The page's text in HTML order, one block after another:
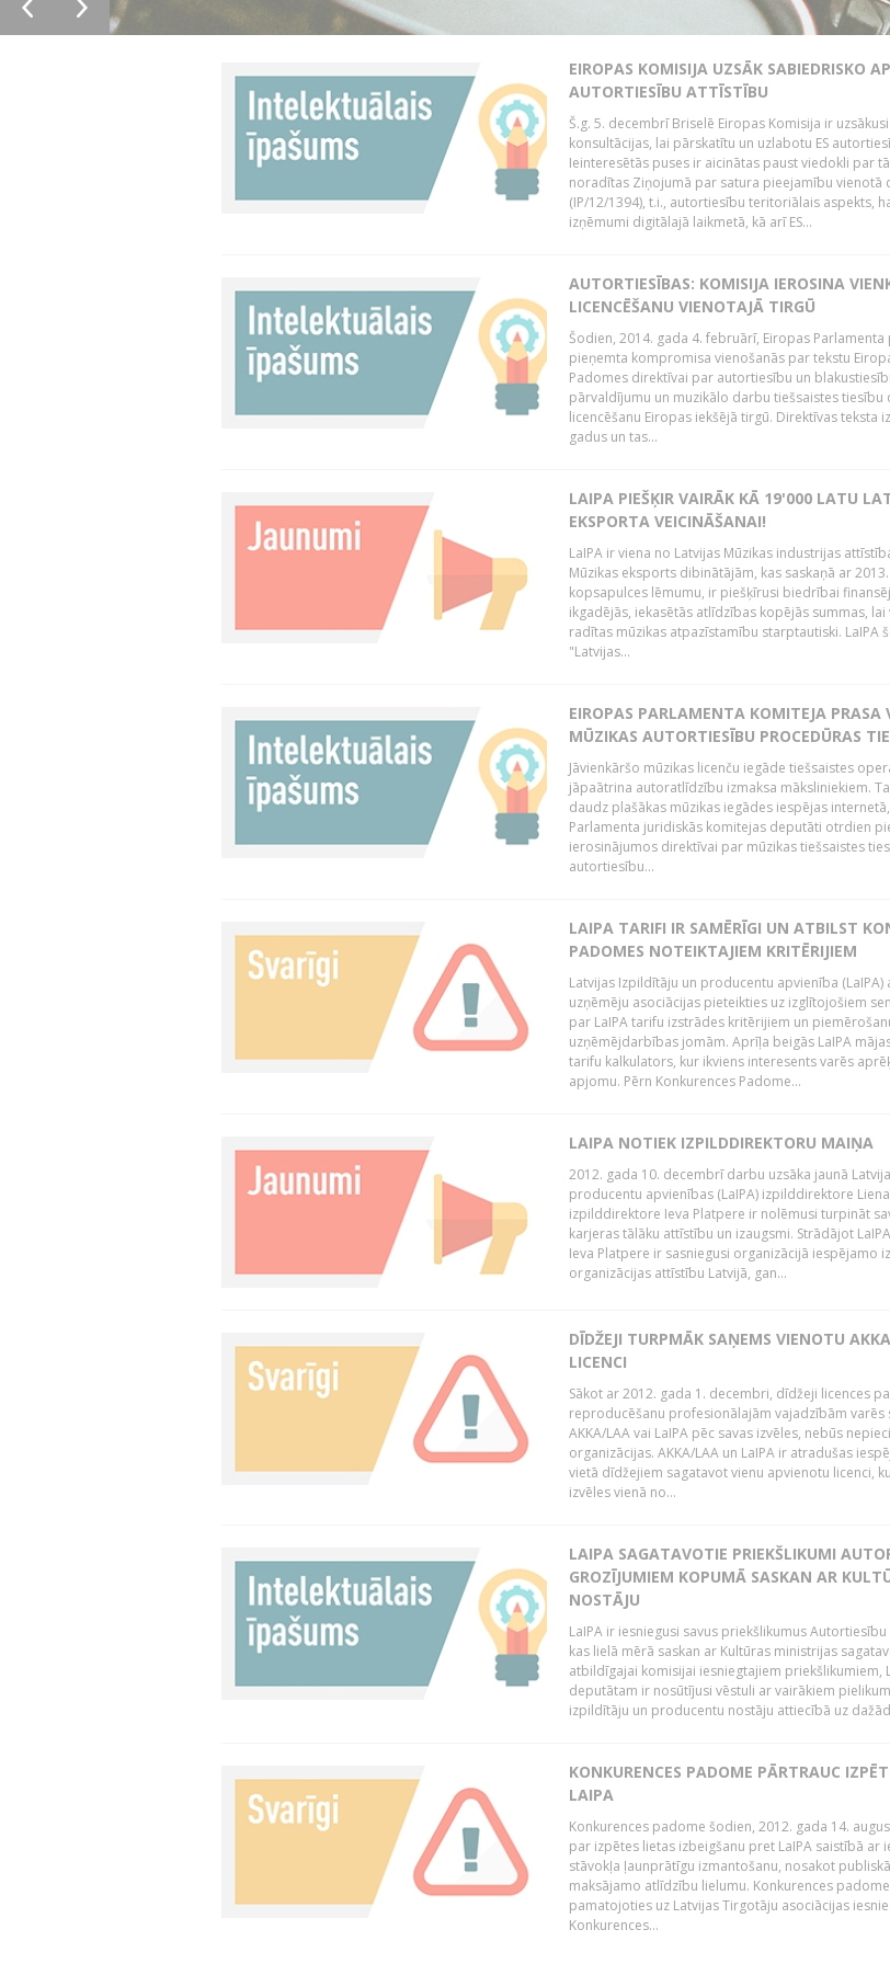
EIROPAS KOMISIJA UZSĀK SABIEDRISKO
AUTORTIESĪBU ATTĪSTĪBU
Š.g. 5. decembrī Briselē Eiropas Komisija ir
konsultācijas, lai pārskatītu un uzlabotu ES
Ieinteresētās puses ir aicinātas paust viedokli par
noradītas Ziņojumā par satura pieejamību vienotā
(IP/12/1394), t.i., autortiesību teritoriālais aspekts,
izņēmumi digitālajā laikmetā, kā arī ES...
AUTORTIESĪBAS: KOMISIJA IEROSINA
LICENCĒŠANU VIENOTAJĀ TIRGŪ
Šodien, 2014. gada 4. februārī, Eiropas
pieņemta kompromisa vienošanās par tekstu
Padomes direktīvai par autortiesību un
pārvaldījumu un muzikālo darbu tiešsaistes
licencēšanu Eiropas iekšējā tirgū. Direktīvas teksta
gadus un tas...
LAIPA PIEŠĶIR VAIRĀK KĀ 19'000 LATU
EKSPORTA VEICINĀŠANAI!
LaIPA ir viena no Latvijas Mūzikas industrijas
Mūzikas eksports dibinātājām, kas saskaņā ar
kopsapulces lēmumu, ir piešķīrusi biedrībai
ikgadējās, iekasētās atlīdzības kopējās summas, lai
radītas mūzikas atpazīstamību starptautiski. LaIPA
"Latvijas...
EIROPAS PARLAMENTA KOMITEJA PRASA
MŪZIKAS AUTORTIESĪBU PROCEDŪRAS
Jāvienkāršo mūzikas licenču iegāde tiešsaistes
jāpaātrina autoratlīdzību izmaksa māksliniekiem.
daudz plašākas mūzikas iegādes iespējas
Parlamenta juridiskās komitejas deputāti otrdien
ierosinājumos direktīvai par mūzikas tiešsaistes
autortiesību...
LAIPA TARIFI IR SAMĒRĪGI UN ATBILST
PADOMES NOTEIKTAJIEM KRITĒRIJIEM
Latvijas Izpildītāju un producentu apvienība (LaIPA)
uzņēmēju asociācijas pieteikties uz izglītojošiem
par LaIPA tarifu izstrādes kritērijiem un
uzņēmējdarbības jomām. Aprīļa beigās LaIPA
tarifu kalkulators, kur ikviens interesents varēs
apjomu. Pērn Konkurences Padome...
LAIPA NOTIEK IZPILDDIREKTORU MAIŅA
2012. gada 10. decembrī darbu uzsāka jaunā
producentu apvienības (LaIPA) izpilddirektore
izpilddirektore Ieva Platpere ir nolēmusi turpināt
karjeras tālāku attīstību un izaugsmi. Strādājot
Ieva Platpere ir sasniegusi organizācijā iespējamo
organizācijas attīstību Latvijā, gan...
DĪDŽEJI TURPMĀK SAŅEMS VIENOTU
LICENCI
Sākot ar 2012. gada 1. decembri, dīdžeji licences
reproducēšanu profesionālajām vajadzībām varēs
AKKA/LAA vai LaIPA pēc savas izvēles, nebūs
organizācijas. AKKA/LAA un LaIPA ir atradušas
vietā dīdžejiem sagatavot vienu apvienotu licenci,
izvēles vienā no...
LAIPA SAGATAVOTIE PRIEKŠLIKUMI
GROZĪJUMIEM KOPUMĀ SASKAN AR
NOSTĀJU
LaIPA ir iesniegusi savus priekšlikumus
kas lielā mērā saskan ar Kultūras ministrijas
atbildīgajai komisijai iesniegtajiem priekšlikumiem,
deputātam ir nosūtījusi vēstuli ar vairākiem
izpildītāju un producentu nostāju attiecībā uz
KONKURENCES PADOME PĀRTRAUC
LAIPA
Konkurences padome šodien, 2012. gada 14.
par izpētes lietas izbeigšanu pret LaIPA saistībā ar
stāvokļa ļaunprātīgu izmantošanu, nosakot
maksājamo atlīdzību lielumu. Konkurences
pamatojoties uz Latvijas Tirgotāju asociācijas
Konkurences...